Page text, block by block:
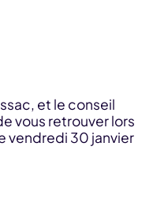
et le conseil
vous retrouver lors
vendredi 30 janvier